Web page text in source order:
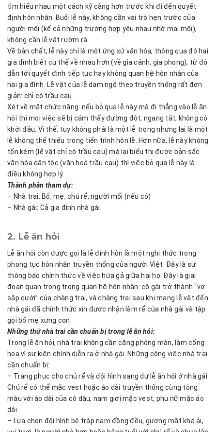
tìm hiểu nhau một cách kỹ càng hơn trước khi đi đến quyết
định hôn nhân. Buổi lễ này, không cần vai trò hẹn trước của
người mối (kể cả những trường hợp yêu nhau nhờ mai mối),
không cần lễ vật rườm rà.
Về bản chất, lễ này chỉ là một ứng xử văn hóa, thông qua đó hai
gia đình biết cụ thể về nhau hơn (về gia cảnh, gia phong), từ đó
dẫn tới quyết định tiếp tục hay không quan hệ hôn nhân của
hai gia đình. Lễ vật của lễ dạm ngõ theo truyền thống rất đơn
giản: chỉ có trầu cau.
Xét về mặt chức năng: nếu bỏ qua lễ này mà đi thẳng vào lễ ăn
hỏi thì mọi việc sẽ bị cảm thấy đường đột, ngang tắt, không có
khởi đầu. Vì thế, tuy không phải là một lễ trọng nhưng lại là một
lễ không thể thiếu trong tiến trình hôn lễ. Hơn nữa, lễ này không
tốn kém (lễ vật chỉ có trầu cau) mà lại biểu thị được bản sắc
văn hóa dân tộc (văn hoá trầu cau) thì việc bỏ qua lễ này là
điều không hợp lý.
Thành phần tham dự:
– Nhà trai: Bố, mẹ, chú rể, người mối (nếu có)
– Nhà gái: Cả gia đình nhà gái.
2. Lễ ăn hỏi
Lễ ăn hỏi còn được gọi là lễ đính hôn là một nghi thức trong
phong tục hôn nhân truyền thống của người Việt. Đây là sự
thông báo chính thức về việc hứa gả giữa hai họ. Đây là giai
đoạn quan trọng trong quan hệ hôn nhân: cô gái trở thành “vợ
sắp cưới” của chàng trai, và chàng trai sau khi mang lễ vật đến
nhà gái đã chính thức xin được nhận làm rể của nhà gái và tập
gọi bố mẹ xưng con.
Những thứ nhà trai cần chuẩn bị trong lễ ăn hỏi:
Trong lễ ăn hỏi, nhà trai không cần căng phông màn, làm cổng
hoa vì sự kiện chính diễn ra ở nhà gái. Những công việc nhà trai
cần chuẩn bị:
– Trang phục cho chú rể và đội hình sang dự lễ ăn hỏi ở nhà gái.
Chú rể có thể mặc vest hoặc áo dài truyền thống cùng tông
màu với áo dài của cô dâu, nam giới mặc vest, phụ nữ mặc áo
dài
– Lựa chọn đội hình bê tráp nam đồng đều, gương mặt khá ải,